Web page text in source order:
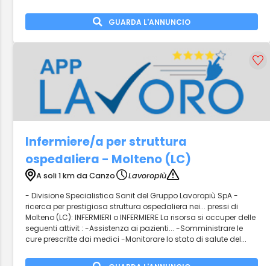
GUARDA L'ANNUNCIO
Infermiere/a per struttura
ospedaliera - Molteno (LC)
A soli 1 km da Canzo
Lavoropiù
- Divisione Specialistica Sanit del Gruppo Lavoropiù SpA -
ricerca per prestigiosa struttura ospedaliera nei... pressi di
Molteno (LC): INFERMIERI o INFERMIERE La risorsa si occuper delle
seguenti attivit : -Assistenza ai pazienti... -Somministrare le
cure prescritte dai medici -Monitorare lo stato di salute del...